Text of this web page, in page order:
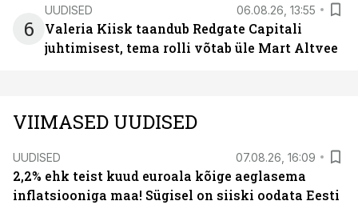
6
UUDISED 06.08.26, 13:55
Valeria Kiisk taandub Redgate Capitali
juhtimisest, tema rolli võtab üle Mart Altvee
VIIMASED UUDISED
UUDISED 07.08.26, 16:09
2,2% ehk teist kuud euroala kõige aeglasema
inflatsiooniga maa! Sügisel on siiski oodata Eesti